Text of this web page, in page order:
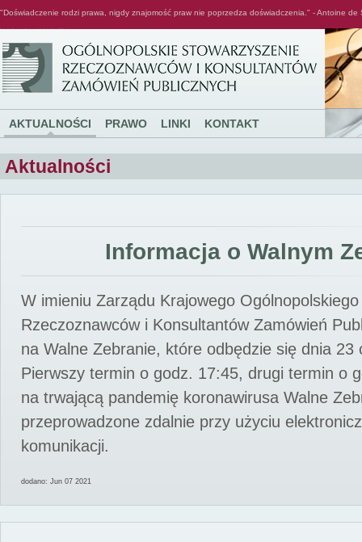
"Doświadczenie rodzi prawa, nigdy znajomość praw nie poprzedza doświadczenia." - Antoine de
AKTUALNOŚCI PRAWO LINKI KONTAKT
Aktualności
Informacja o Walnym
W imieniu Zarządu Krajowego
Rzeczoznawców i Konsultantów Zamówień
na Walne Zebranie, które odbędzie się dnia 23
Pierwszy termin o godz. 17:45, drugi termin o
na trwającą pandemię koronawirusa Walne
przeprowadzone zdalnie przy użyciu
komunikacji.
dodano: Jun 07 2021